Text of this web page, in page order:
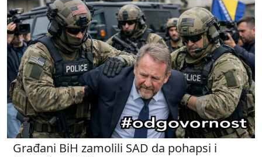
Građani BiH zamolili SAD da pohapsi i